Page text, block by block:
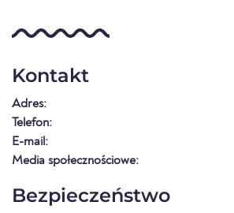
Kontakt
Adres:
Telefon:
E-mail:
Media społecznościowe:
Bezpieczeństwo